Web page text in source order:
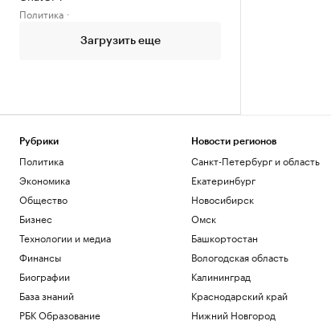
Политика
Загрузить еще
Рубрики
Политика
Экономика
Общество
Бизнес
Технологии и медиа
Финансы
Биографии
База знаний
РБК Образование
Новости регионов
Санкт-Петербург и область
Екатеринбург
Новосибирск
Омск
Башкортостан
Вологодская область
Калининград
Краснодарский край
Нижний Новгород